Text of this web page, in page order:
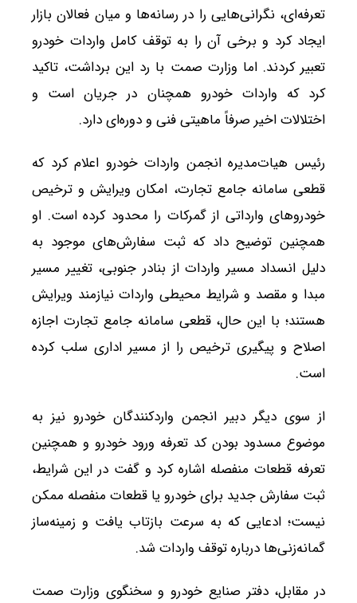
تعرفه‌ای، نگرانی‌هایی را در رسانه‌ها و میان فعالان بازار
ایجاد کرد و برخی آن را به توقف کامل واردات خودرو
تعبیر کردند. اما وزارت صمت با رد این برداشت، تاکید
کرد که واردات خودرو همچنان در جریان است و
اختلالات اخیر صرفاً ماهیتی فنی و دوره‌ای دارد.
رئیس هیات‌مدیره انجمن واردات خودرو اعلام کرد که
قطعی سامانه جامع تجارت، امکان ویرایش و ترخیص
خودروهای وارداتی از گمرکات را محدود کرده است. او
همچنین توضیح داد که ثبت سفارش‌های موجود به
دلیل انسداد مسیر واردات از بنادر جنوبی، تغییر مسیر
مبدا و مقصد و شرایط محیطی واردات نیازمند ویرایش
هستند؛ با این حال، قطعی سامانه جامع تجارت اجازه
اصلاح و پیگیری ترخیص را از مسیر اداری سلب کرده
است.
از سوی دیگر دبیر انجمن واردکنندگان خودرو نیز به
موضوع مسدود بودن کد تعرفه ورود خودرو و همچنین
تعرفه قطعات منفصله اشاره کرد و گفت در این شرایط،
ثبت سفارش جدید برای خودرو یا قطعات منفصله ممکن
نیست؛ ادعایی که به سرعت بازتاب یافت و زمینه‌ساز
گمانه‌زنی‌ها درباره توقف واردات شد.
در مقابل، دفتر صنایع خودرو و سخنگوی وزارت صمت